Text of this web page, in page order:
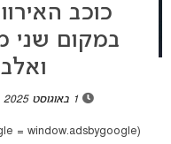
כוכב
במקום שני